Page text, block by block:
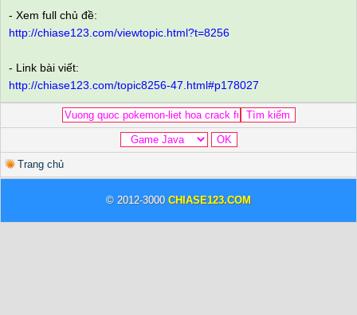
- Xem full chủ đề:
http://chiase123.com/viewtopic.html?t=8256
- Link bài viết:
http://chiase123.com/topic8256-47.html#p178027
Trang chủ
© 2012-3000 CHIASE123.COM